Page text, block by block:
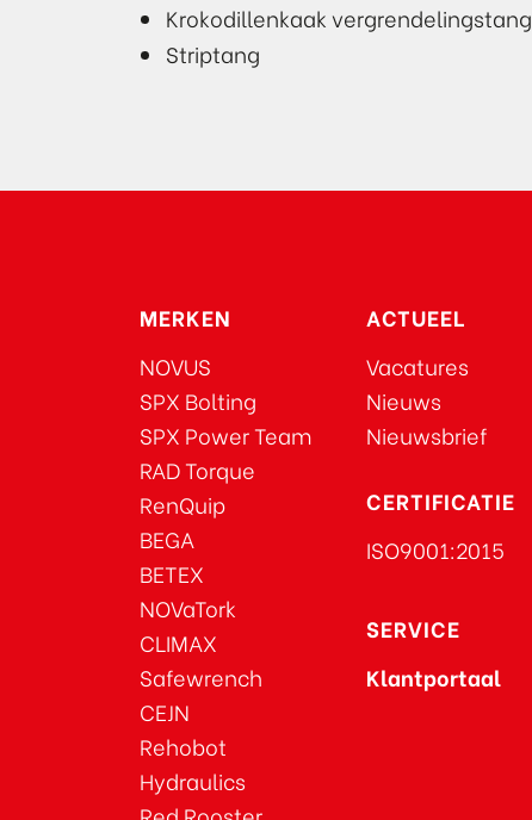
Krokodillenkaak vergrendelingstang
Striptang
MERKEN
NOVUS
SPX Bolting
SPX Power Team
RAD Torque
RenQuip
BEGA
BETEX
NOVaTork
CLIMAX
Safewrench
CEJN
Rehobot
Hydraulics
ACTUEEL
Vacatures
Nieuws
Nieuwsbrief
CERTIFICATIE
ISO9001:2015
SERVICE
Klantportaal